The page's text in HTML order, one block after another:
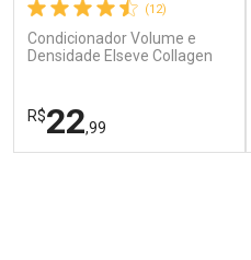
(12)
Condicionador Volume e
Densidade Elseve Collagen
R$22,99